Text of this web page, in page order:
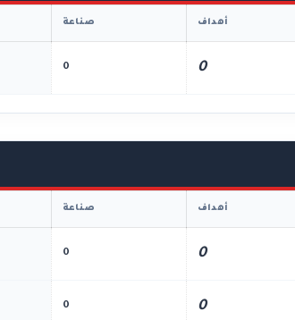
أهداف صناعة
0
0
أهداف صناعة
0
0
0
0